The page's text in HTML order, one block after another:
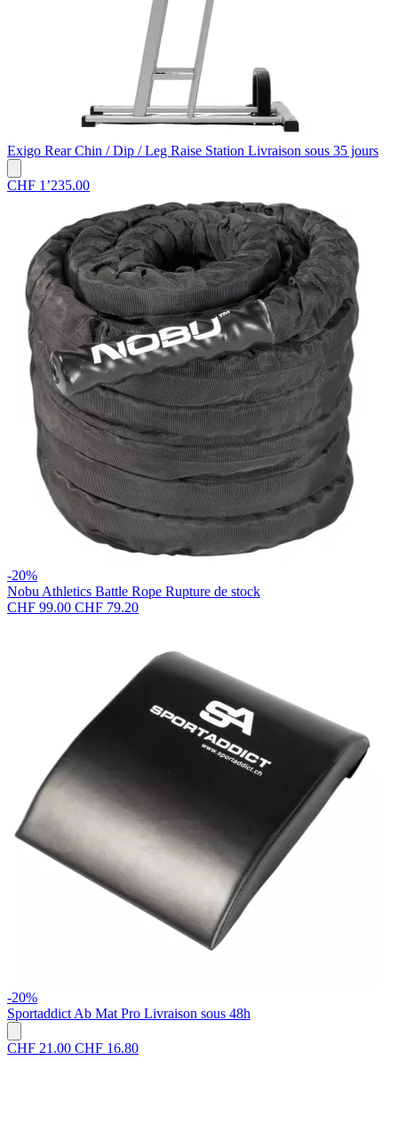
Exigo Rear Chin / Dip / Leg Raise Station Livraison sous 35 jours
CHF 1’235.00
-20%
Nobu Athletics Battle Rope Rupture de stock
CHF 99.00 CHF 79.20
-20%
Sportaddict Ab Mat Pro Livraison sous 48h
CHF 21.00 CHF 16.80